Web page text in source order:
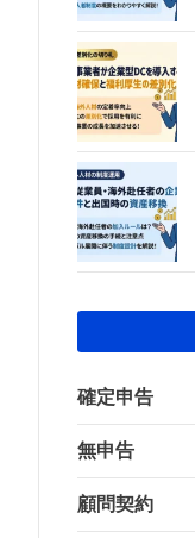
確定申告
無申告
顧問契約